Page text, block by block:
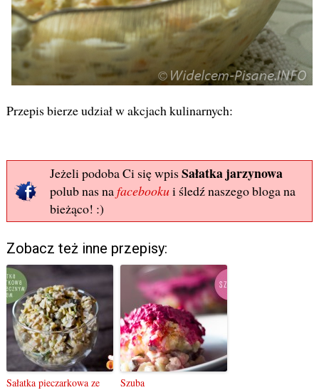
Przepis bierze udział w akcjach kulinarnych:
Jeżeli podoba Ci się wpisSałatka jarzynowa
polub nas nafacebookui śledź naszego bloga na
bieżąco! :)
Zobacz też inne przepisy:
Sałatka pieczarkowa ze
Szuba